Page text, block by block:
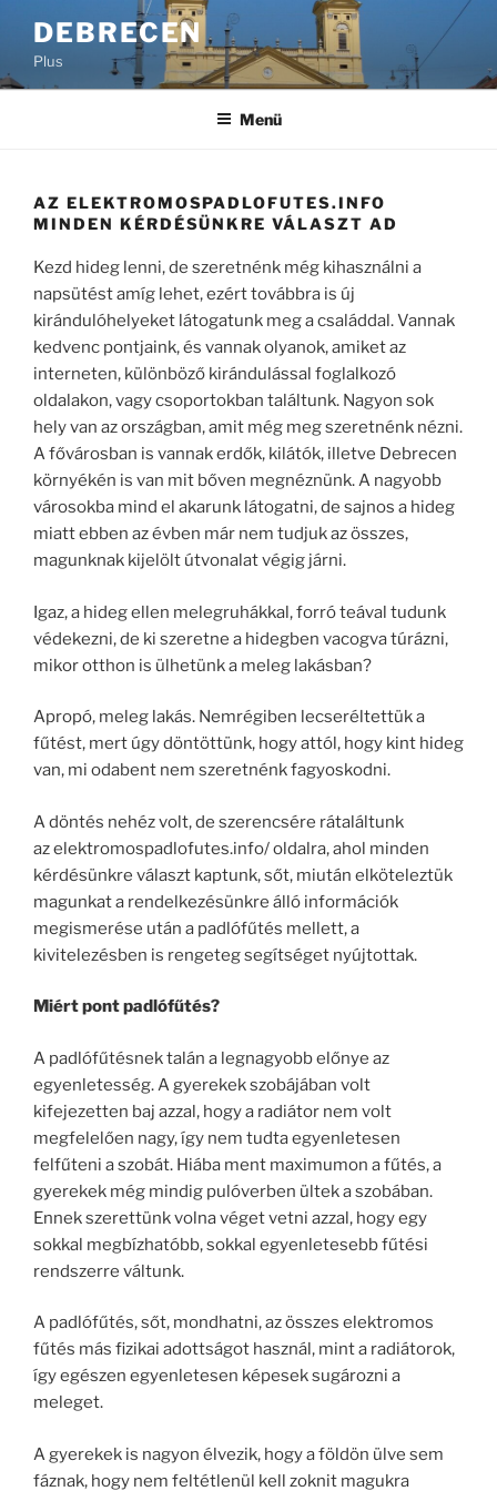
DEBRECEN
Plus
Menü
AZ ELEKTROMOSPADLOFUTES.INFO
MINDEN KÉRDÉSÜNKRE VÁLASZT AD
Kezd hideg lenni, de szeretnénk még kihasználni a
napsütést amíg lehet, ezért továbbra is új
kirándulóhelyeket látogatunk meg a családdal. Vannak
kedvenc pontjaink, és vannak olyanok, amiket az
interneten, különböző kirándulással foglalkozó
oldalakon, vagy csoportokban találtunk. Nagyon sok
hely van az országban, amit még meg szeretnénk nézni.
A fővárosban is vannak erdők, kilátók, illetve Debrecen
környékén is van mit bőven megnéznünk. A nagyobb
városokba mind el akarunk látogatni, de sajnos a hideg
miatt ebben az évben már nem tudjuk az összes,
magunknak kijelölt útvonalat végig járni.
Igaz, a hideg ellen melegruhákkal, forró teával tudunk
védekezni, de ki szeretne a hidegben vacogva túrázni,
mikor otthon is ülhetünk a meleg lakásban?
Apropó, meleg lakás. Nemrégiben lecseréltettük a
fűtést, mert úgy döntöttünk, hogy attól, hogy kint hideg
van, mi odabent nem szeretnénk fagyoskodni.
A döntés nehéz volt, de szerencsére rátaláltunk
az elektromospadlofutes.info/ oldalra, ahol minden
kérdésünkre választ kaptunk, sőt, miután elköteleztük
magunkat a rendelkezésünkre álló információk
megismerése után a padlófűtés mellett, a
kivitelezésben is rengeteg segítséget nyújtottak.
Miért pont padlófűtés?
A padlófűtésnek talán a legnagyobb előnye az
egyenletesség. A gyerekek szobájában volt
kifejezetten baj azzal, hogy a radiátor nem volt
megfelelően nagy, így nem tudta egyenletesen
felfűteni a szobát. Hiába ment maximumon a fűtés, a
gyerekek még mindig pulóverben ültek a szobában.
Ennek szerettünk volna véget vetni azzal, hogy egy
sokkal megbízhatóbb, sokkal egyenletesebb fűtési
rendszerre váltunk.
A padlófűtés, sőt, mondhatni, az összes elektromos
fűtés más fizikai adottságot használ, mint a radiátorok,
így egészen egyenletesen képesek sugározni a
meleget.
A gyerekek is nagyon élvezik, hogy a földön ülve sem
fáznak, hogy nem feltétlenül kell zoknit magukra